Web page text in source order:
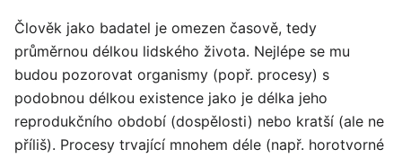
Člověk jako badatel je omezen časově, tedy
průměrnou délkou lidského života. Nejlépe se mu
budou pozorovat organismy (popř. procesy) s
podobnou délkou existence jako je délka jeho
reprodukčního období (dospělosti) nebo kratší (ale ne
příliš). Procesy trvající mnohem déle (např. horotvorné